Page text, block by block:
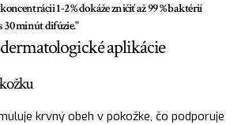
1-2 % dokáže zničiť až 99 % baktérií
30 minút difúzie."
aplikácie
krvný obeh v pokožke, čo podporuje